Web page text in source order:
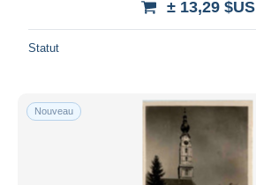
± 13,29 $US
Statut
Nouveau